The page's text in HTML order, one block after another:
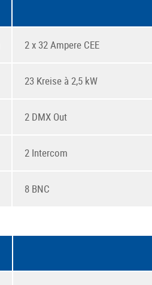
2 x 32 Ampere CEE
23 Kreise à 2,5 kW
2 DMX Out
2 Intercom
8 BNC